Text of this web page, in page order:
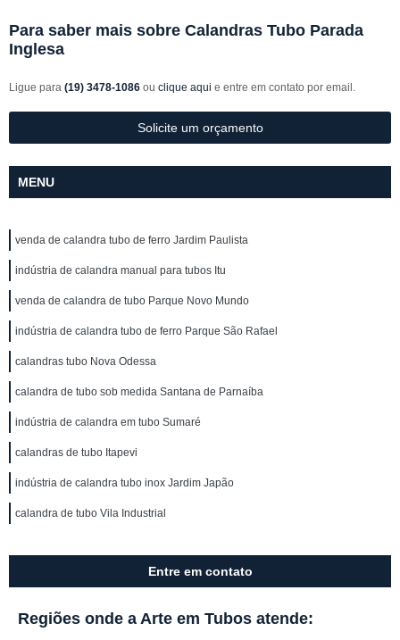
Para saber mais sobre Calandras Tubo Parada
Inglesa
Ligue para (19) 3478-1086 ou clique aqui e entre em contato por email.
Solicite um orçamento
MENU
venda de calandra tubo de ferro Jardim Paulista
indústria de calandra manual para tubos Itu
venda de calandra de tubo Parque Novo Mundo
indústria de calandra tubo de ferro Parque São Rafael
calandras tubo Nova Odessa
calandra de tubo sob medida Santana de Parnaíba
indústria de calandra em tubo Sumaré
calandras de tubo Itapevi
indústria de calandra tubo inox Jardim Japão
calandra de tubo Vila Industrial
Entre em contato
Regiões onde a Arte em Tubos atende: